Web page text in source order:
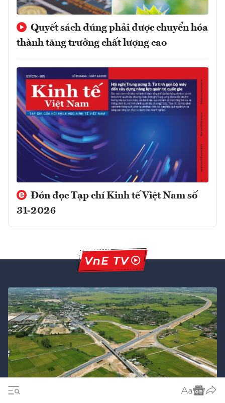
Quyết sách đúng phải được chuyển hóa
thành tăng trưởng chất lượng cao
Đón đọc Tạp chí Kinh tế Việt Nam số
31-2026